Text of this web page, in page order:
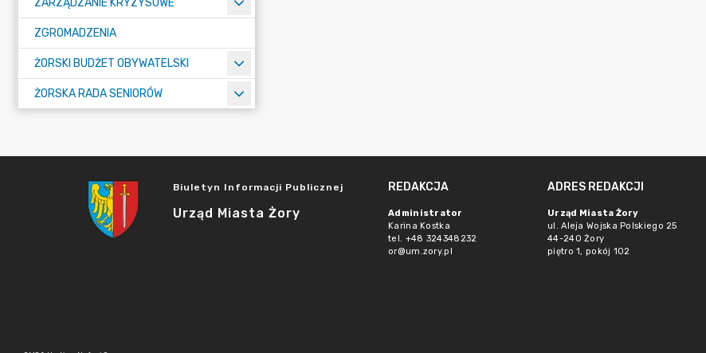
ZARZĄDZANIE KRYZYSOWE
ZGROMADZENIA
ŻORSKI BUDŻET OBYWATELSKI
ŻORSKA RADA SENIORÓW
Biuletyn Informacji Publicznej
Urząd Miasta Żory
REDAKCJA
Administrator
Karina Kostka
tel. +48 324348232
or@um.zory.pl
ADRES REDAKCJI
Urząd Miasta Żory
ul. Aleja Wojska Polskiego 25
44-240 Żory
piętro 1, pokój 102